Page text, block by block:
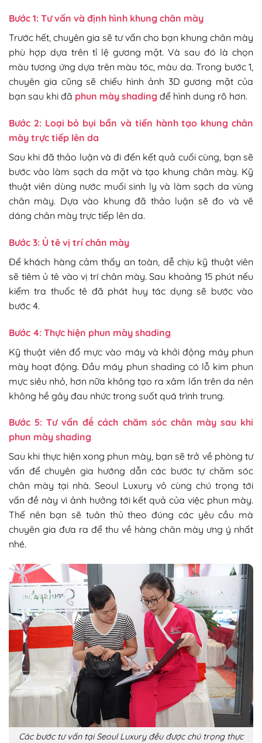
Bước 1: Tư vấn và định hình khung chân mày
Trước hết, chuyên gia sẽ tư vấn cho bạn khung chân mày
phù hợp dựa trên tỉ lệ gương mặt. Và sau đó là chọn
màu tương ứng dựa trên màu tóc, màu da. Trong bước 1,
chuyên gia cũng sẽ chiếu hình ảnh 3D gương mặt của
bạn sau khi đã phun mày shading để hình dung rõ hơn.
Bước 2: Loại bỏ bụi bẩn và tiến hành tạo khung chân
mày trực tiếp lên da
Sau khi đã thảo luận và đi đến kết quả cuối cùng, bạn sẽ
bước vào làm sạch da mặt và tạo khung chân mày. Kỹ
thuật viên dùng nước muối sinh ly và làm sạch da vùng
chân mày. Dựa vào khung đã thảo luận sẽ đo và vẽ
dáng chân mày trực tiếp lên da.
Bước 3: Ủ tê vị trí chân mày
Để khách hàng cảm thấy an toàn, dễ chịu kỹ thuật viên
sẽ tiêm ủ tê vào vị trí chân mày. Sau khoảng 15 phút nếu
kiểm tra thuốc tê đã phát huy tác dụng sẽ bước vào
bước 4.
Bước 4: Thực hiện phun mày shading
Kỹ thuật viên đổ mực vào máy và khởi động máy phun
mày hoạt động. Đầu máy phun shading có lỗ kim phun
mực siêu nhỏ, hơn nữa không tạo ra xâm lấn trên da nên
không hề gây đau nhức trong suốt quá trình trung.
Bước 5: Tư vấn đề cách chăm sóc chân mày sau khi
phun mày shading
Sau khi thực hiện xong phun mày, bạn sẽ trở về phòng tư
vấn để chuyên gia hướng dẫn các bước tự chăm sóc
chân mày tại nhà. Seoul Luxury vô cùng chú trọng tới
vấn đề này vì ảnh hưởng tới kết quả của việc phun mày.
Thế nên bạn sẽ tuân thủ theo đúng các yêu cầu mà
chuyên gia đưa ra để thu về hàng chân mày ưng ý nhất
nhé.
Các bước tư vấn tại Seoul Luxury đều được chú trọng thực